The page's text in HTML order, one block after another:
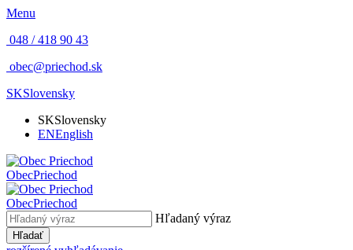
Menu
048 / 418 90 43
obec@priechod.sk
SKSlovensky
SKSlovensky
ENEnglish
ObecPriechod
ObecPriechod
Hľadaný výraz
Hľadať